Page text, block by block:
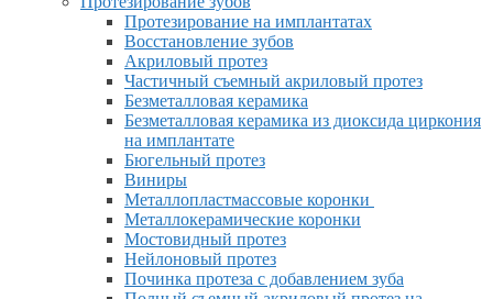
Протезирование на имплантатах
Восстановление зубов
Акриловый протез
Частичный съемный акриловый протез
Безметалловая керамика
Безметалловая керамика из диоксида циркония
на имплантате
Бюгельный протез
Виниры
Металлопластмассовые коронки
Металлокерамические коронки
Мостовидный протез
Нейлоновый протез
Починка протеза с добавлением зуба